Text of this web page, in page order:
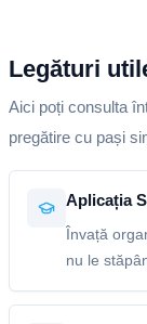
Legături
Aici poți consulta
pregătire cu pași
Aplicația
Învață
nu le